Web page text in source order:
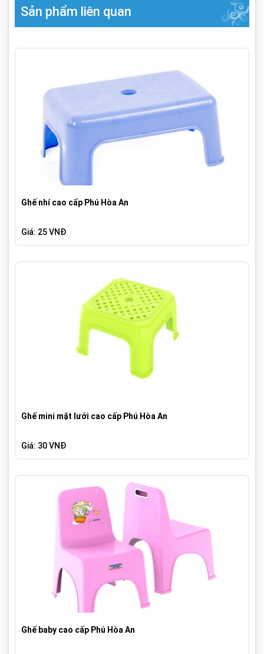
Sản phẩm liên quan
Ghế nhí cao cấp Phú Hòa An
Giá: 25 VNĐ
Ghế mini mặt lưới cao cấp Phú Hòa An
Giá: 30 VNĐ
Ghế baby cao cấp Phú Hòa An